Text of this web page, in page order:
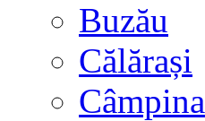
Buzău
Călărași
Câmpina